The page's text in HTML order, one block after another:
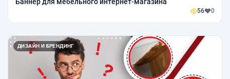
56 0
ДИЗАЙН И БРЕНДИНГ